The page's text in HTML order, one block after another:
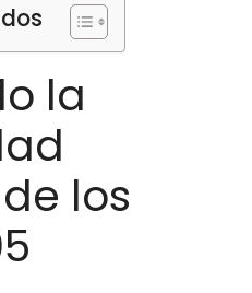
la
los